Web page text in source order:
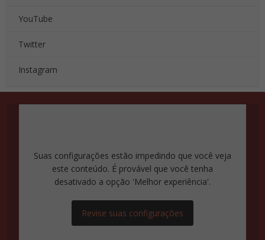
YouTube
Twitter
Instagram
Suas configurações estão impedindo que você veja
este conteúdo. É provável que você tenha
desativado a opção 'Melhor experiência'.
Revise suas configurações